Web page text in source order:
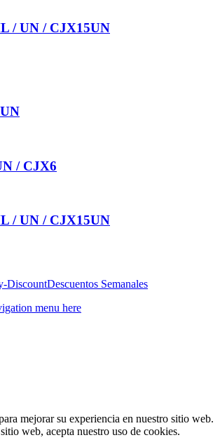
/ UN / CJX15UN
/ CJX6
/ UN / CJX15UN
Descuentos Semanales
menu here
mejorar su experiencia en nuestro sitio web.
web, acepta nuestro uso de cookies.